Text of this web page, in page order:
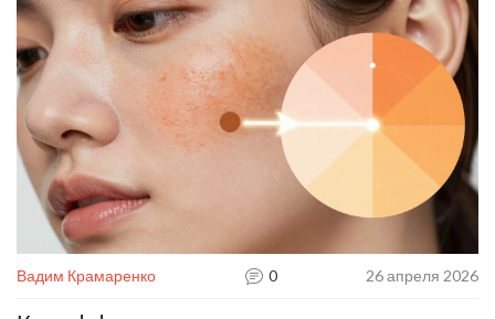
Вадим Крамаренко 0 26 апреля 2026